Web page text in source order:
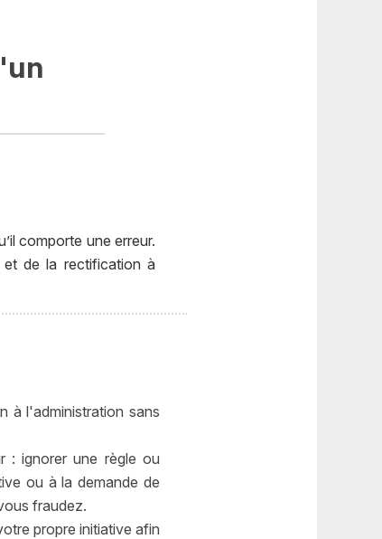
comporte une erreur.
et de la rectification à
à l'administration sans
: ignorer une règle ou
ou à la demande de
fraudez.
propre initiative afin